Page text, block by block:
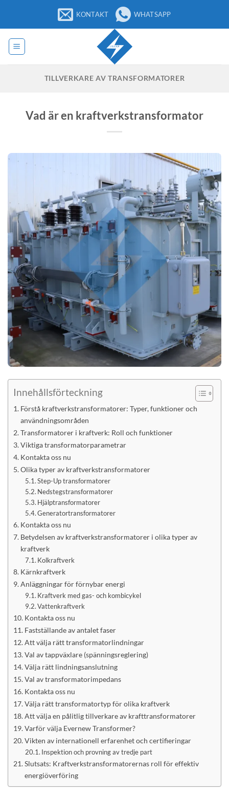
innehåll
KONTAKT WHATSAPP
TILLVERKARE AV TRANSFORMATORER
Vad är en kraftverkstransformator
Innehållsförteckning
Förstå kraftverkstransformatorer: Typer, funktioner och
användningsområden
Transformatorer i kraftverk: Roll och funktioner
Viktiga transformatorparametrar
Kontakta oss nu
Olika typer av kraftverkstransformatorer
Step-Up transformatorer
Nedstegstransformatorer
Hjälptransformatorer
Generatortransformatorer
Kontakta oss nu
Betydelsen av kraftverkstransformatorer i olika typer av
kraftverk
Kolkraftverk
Kärnkraftverk
Anläggningar för förnybar energi
Kraftverk med gas- och kombicykel
Vattenkraftverk
Kontakta oss nu
Fastställande av antalet faser
Att välja rätt transformatorlindningar
Val av tappväxlare (spänningsreglering)
Välja rätt lindningsanslutning
Val av transformatorimpedans
Kontakta oss nu
Välja rätt transformatortyp för olika kraftverk
Att välja en pålitlig tillverkare av krafttransformatorer
Varför välja Evernew Transformer?
Vikten av internationell erfarenhet och certifieringar
Inspektion och provning av tredje part
Slutsats: Kraftverkstransformatorernas roll för effektiv
energiöverföring